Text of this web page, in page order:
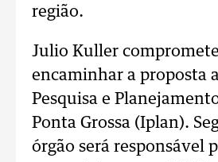
região.
Julio Kuller
encaminhar a proposta
Pesquisa e
Ponta Grossa (Iplan).
órgão será responsável